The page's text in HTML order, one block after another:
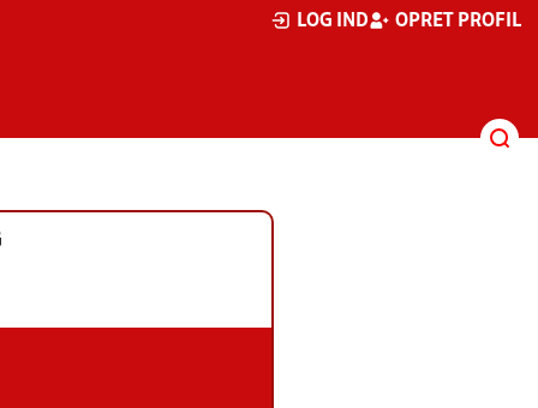
LOG IND OPRET PROFIL